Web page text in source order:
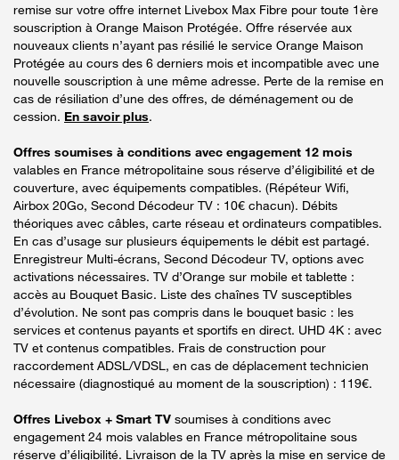
remise sur votre offre internet Livebox Max Fibre pour toute 1ère
souscription à Orange Maison Protégée. Offre réservée aux
nouveaux clients n’ayant pas résilié le service Orange Maison
Protégée au cours des 6 derniers mois et incompatible avec une
nouvelle souscription à une même adresse. Perte de la remise en
cas de résiliation d’une des offres, de déménagement ou de
cession. En savoir plus.
Offres soumises à conditions avec engagement 12 mois
valables en France métropolitaine sous réserve d’éligibilité et de
couverture, avec équipements compatibles. (Répéteur Wifi,
Airbox 20Go, Second Décodeur TV : 10€ chacun). Débits
théoriques avec câbles, carte réseau et ordinateurs compatibles.
En cas d’usage sur plusieurs équipements le débit est partagé.
Enregistreur Multi-écrans, Second Décodeur TV, options avec
activations nécessaires. TV d’Orange sur mobile et tablette :
accès au Bouquet Basic. Liste des chaînes TV susceptibles
d’évolution. Ne sont pas compris dans le bouquet basic : les
services et contenus payants et sportifs en direct. UHD 4K : avec
TV et contenus compatibles. Frais de construction pour
raccordement ADSL/VDSL, en cas de déplacement technicien
nécessaire (diagnostiqué au moment de la souscription) : 119€.
Offres Livebox + Smart TV soumises à conditions avec
engagement 24 mois valables en France métropolitaine sous
réserve d’éligibilité. Livraison de la TV après la mise en service de